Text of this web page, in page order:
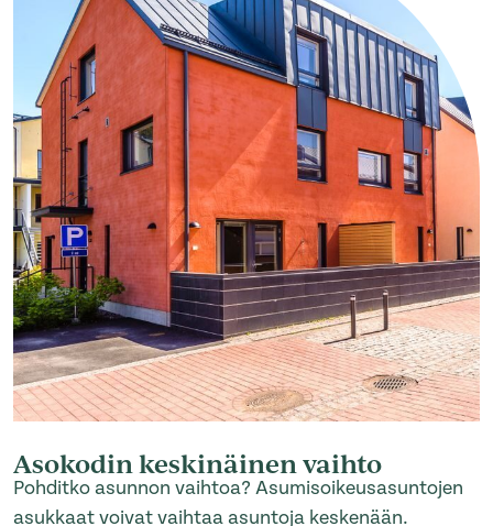
Asokodin keskinäinen vaihto
Pohditko asunnon vaihtoa? Asumisoikeusasuntojen
asukkaat voivat vaihtaa asuntoja keskenään.